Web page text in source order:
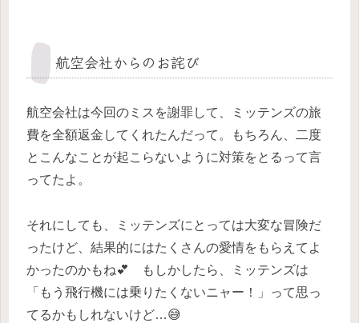
航空会社からのお詫び
航空会社は今回のミスを謝罪して、ミッテンズの旅
費を全額返金してくれたんだって。もちろん、二度
とこんなことが起こらないように対策をとるって言
ってたよ。
それにしても、ミッテンズにとっては大変な冒険だ
ったけど、結果的にはたくさんの愛情をもらえてよ
かったのかもね💕 もしかしたら、ミッテンズは
「もう飛行機には乗りたくないニャー！」って思っ
てるかもしれないけど…😅